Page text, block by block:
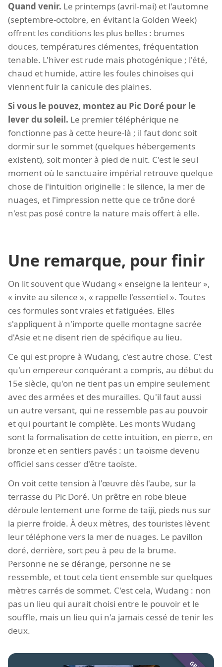
Quand venir. Le printemps (avril-mai) et l'automne
(septembre-octobre, en évitant la Golden Week)
offrent les conditions les plus belles : brumes
douces, températures clémentes, fréquentation
tenable. L'hiver est rude mais photogénique ; l'été,
chaud et humide, attire les foules chinoises qui
viennent fuir la canicule des plaines.
Si vous le pouvez, montez au Pic Doré pour le
lever du soleil. Le premier téléphérique ne
fonctionne pas à cette heure-là ; il faut donc soit
dormir sur le sommet (quelques hébergements
existent), soit monter à pied de nuit. C'est le seul
moment où le sanctuaire impérial retrouve quelque
chose de l'intuition originelle : le silence, la mer de
nuages, et l'impression nette que ce trône doré
n'est pas posé contre la nature mais offert à elle.
Une remarque, pour finir
On lit souvent que Wudang « enseigne la lenteur »,
« invite au silence », « rappelle l'essentiel ». Toutes
ces formules sont vraies et fatiguées. Elles
s'appliquent à n'importe quelle montagne sacrée
d'Asie et ne disent rien de spécifique au lieu.
Ce qui est propre à Wudang, c'est autre chose. C'est
qu'un empereur conquérant a compris, au début du
15e siècle, qu'on ne tient pas un empire seulement
avec des armées et des murailles. Qu'il faut aussi
un autre versant, qui ne ressemble pas au pouvoir
et qui pourtant le complète. Les monts Wudang
sont la formalisation de cette intuition, en pierre, en
bronze et en sentiers pavés : un taoïsme devenu
officiel sans cesser d'être taoïste.
On voit cette tension à l'œuvre dès l'aube, sur la
terrasse du Pic Doré. Un prêtre en robe bleue
déroule lentement une forme de taiji, pieds nus sur
la pierre froide. À deux mètres, des touristes lèvent
leur téléphone vers la mer de nuages. Le pavillon
doré, derrière, sort peu à peu de la brume.
Personne ne se dérange, personne ne se
ressemble, et tout cela tient ensemble sur quelques
mètres carrés de sommet. C'est cela, Wudang : non
pas un lieu qui aurait choisi entre le pouvoir et le
souffle, mais un lieu qui n'a jamais cessé de tenir les
deux.